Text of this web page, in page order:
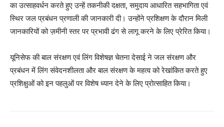
का उत्साहवर्धन करते हुए उन्हें तकनीकी दक्षता, समुदाय आधारित सहभागिता एवं
स्थिर जल प्रबंधन प्रणाली की जानकारी दी। उन्होंने प्रशिक्षण के दौरान मिली
जानकारियों को ज़मीनी स्तर पर प्रभावी ढंग से लागू करने के लिए प्रेरित किया।
यूनिसेफ की बाल संरक्षण एवं लिंग विशेषज्ञ चेतना देसाई ने जल संरक्षण और
प्रबंधन में लिंग संवेदनशीलता और बाल संरक्षण के महत्व को रेखांकित करते हुए
प्रशिक्षुओं को इन पहलुओं पर विशेष ध्यान देने के लिए प्रोत्साहित किया।